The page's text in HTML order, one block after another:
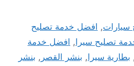
سيارات, افضل خدمة تصليح
تصليح سيرا, افضل خدمة
بطارية سيرا, بنشر القصر , بنشر